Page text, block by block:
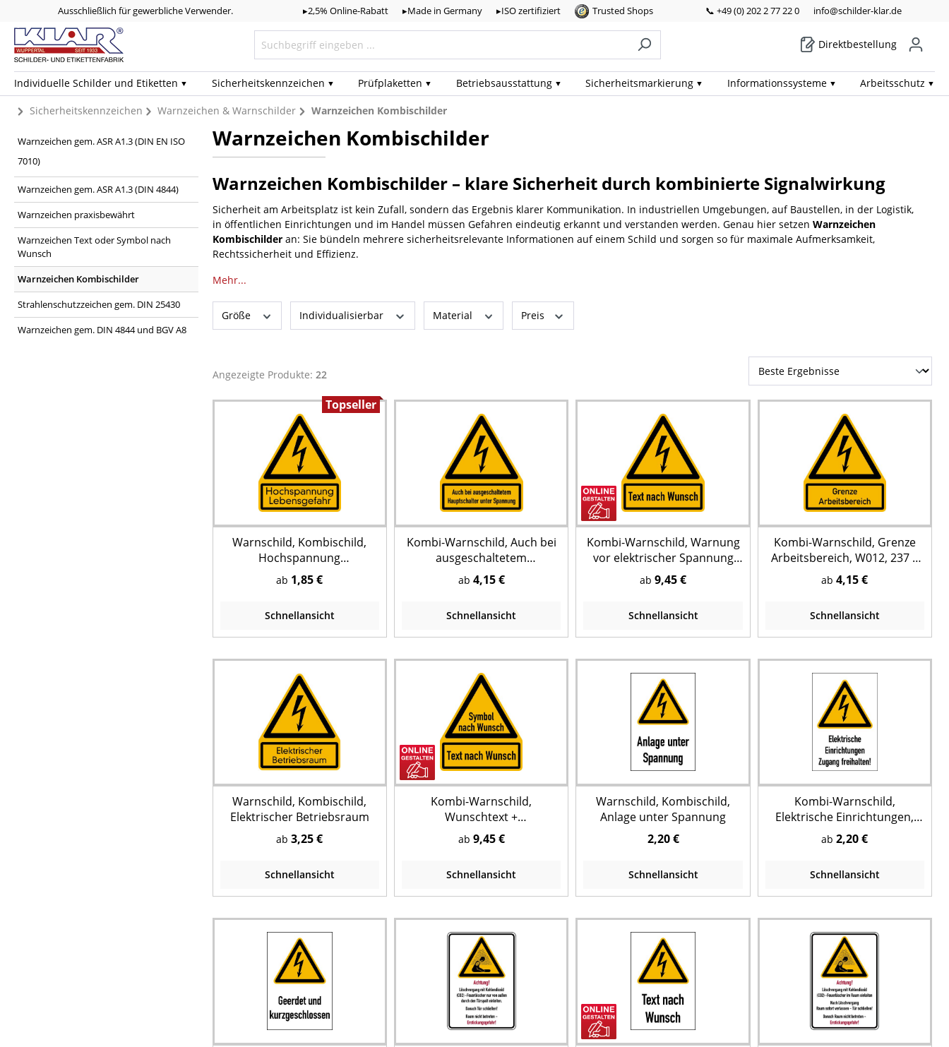
Ausschließlich für gewerbliche Verwender. ▸2,5% Online-Rabatt ▸Made in Germany ▸ISO zertifiziert Trusted Shops 📞 +49 (0) 202 2 77 22 0 info@schilder-klar.de
Direktbestellung
Individuelle Schilder und Etiketten Sicherheits­kennzeichen Prüf­plaketten Betriebs­ausstattung Sicherheits­markierung Informations­systeme Arbeits­schutz
Sicherheitskennzeichen Warnzeichen & Warnschilder Warnzeichen Kombischilder
Warnzeichen gem. ASR A1.3 (DIN EN ISO
7010)
Warnzeichen gem. ASR A1.3 (DIN 4844)
Warnzeichen praxisbewährt
Warnzeichen Text oder Symbol nach
Wunsch
Warnzeichen Kombischilder
Strahlenschutzzeichen gem. DIN 25430
Warnzeichen gem. DIN 4844 und BGV A8
Warnzeichen Kombischilder
Warnzeichen Kombischilder – klare Sicherheit durch kombinierte Signalwirkung
Sicherheit am Arbeitsplatz ist kein Zufall, sondern das Ergebnis klarer Kommunikation. In industriellen Umgebungen, auf Baustellen, in der Logistik,
in öffentlichen Einrichtungen und im Handel müssen Gefahren eindeutig erkannt und verstanden werden. Genau hier setzen Warnzeichen
Kombischilderan: Sie bündeln mehrere sicherheitsrelevante Informationen auf einem Schild und sorgen so für maximale Aufmerksamkeit,
Rechtssicherheit und Effizienz.
Mehr...
Größe Individualisierbar Material Preis
Angezeigte Produkte: 22
Topseller
Warnschild, Kombischild,
Hochspannung
Lebensgefahr, W012
ab 1,85 €
Schnellansicht
Kombi-Warnschild, Auch bei
ausgeschaltetem
Hauptschalter unter
Spannung, W012, 237 x 200
ab 4,15 €
Schnellansicht
Kombi-Warnschild, Warnung
vor elektrischer Spannung
W012 (Blitzpfeil) +
Wunschtext, 237 x 200 mm
ab9,45 €
Schnellansicht
Kombi-Warnschild, Grenze
Arbeitsbereich, W012, 237 x
200 mm
ab4,15 €
Schnellansicht
Warnschild, Kombischild,
Elektrischer Betriebsraum
ab3,25 €
Schnellansicht
Kombi-Warnschild,
Wunschtext +
Wunschsymbol, 237 x 200
mm
ab 9,45 €
Schnellansicht
Warnschild, Kombischild,
Anlage unter Spannung
2,20 €
Schnellansicht
Kombi-Warnschild,
Elektrische Einrichtungen,
W012
ab2,20 €
Schnellansicht